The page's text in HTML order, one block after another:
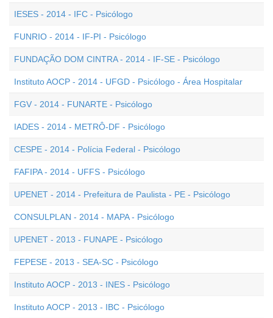
IESES - 2014 - IFC - Psicólogo
FUNRIO - 2014 - IF-PI - Psicólogo
FUNDAÇÃO DOM CINTRA - 2014 - IF-SE - Psicólogo
Instituto AOCP - 2014 - UFGD - Psicólogo - Área Hospitalar
FGV - 2014 - FUNARTE - Psicólogo
IADES - 2014 - METRÔ-DF - Psicólogo
CESPE - 2014 - Polícia Federal - Psicólogo
FAFIPA - 2014 - UFFS - Psicólogo
UPENET - 2014 - Prefeitura de Paulista - PE - Psicólogo
CONSULPLAN - 2014 - MAPA - Psicólogo
UPENET - 2013 - FUNAPE - Psicólogo
FEPESE - 2013 - SEA-SC - Psicólogo
Instituto AOCP - 2013 - INES - Psicólogo
Instituto AOCP - 2013 - IBC - Psicólogo